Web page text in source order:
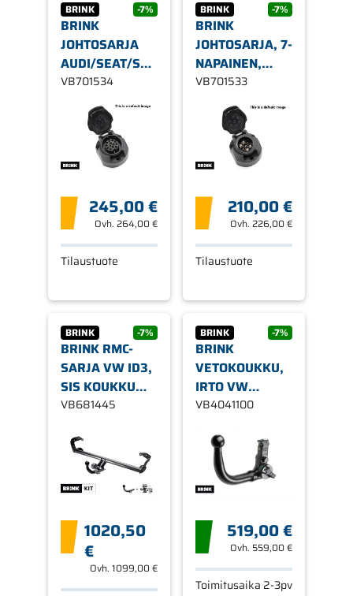
BRINK -7%
BRINK
JOHTOSARJA
AUDI/SEAT/SKODA/VW
13-NAPAINEN
VB701534
245,00 €
Ovh. 264,00 €
Tilaustuote
BRINK -7%
BRINK
JOHTOSARJA, 7-
NAPAINEN,
AUDI/SEAT/SKODA/VW
VB701533
210,00 €
Ovh.226,00 €
Tilaustuote
BRINK -7%
BRINK RMC-
SARJA VW ID3,
SIS KOUKKU
SEKÄ 13-
JOHTOSRJ
VB681445
1020,50
€
Ovh. 1099,00 €
BRINK -7%
BRINK
VETOKOUKKU,
IRTO VW
ID.BUZZ VAN
VB4041100
519,00 €
Ovh. 559,00 €
Toimitusaika 2-3pv